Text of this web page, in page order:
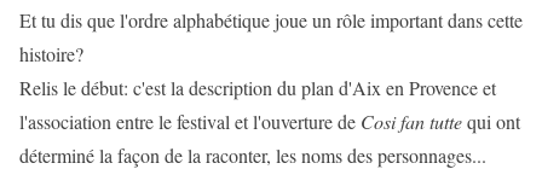
Et tu dis que l'ordre alphabétique joue un rôle important dans cette
histoire?
Relis le début: c'est la description du plan d'Aix en Provence et
l'association entre le festival et l'ouverture de Cosi fan tuttequi ont
déterminé la façon de la raconter, les noms des personnages...